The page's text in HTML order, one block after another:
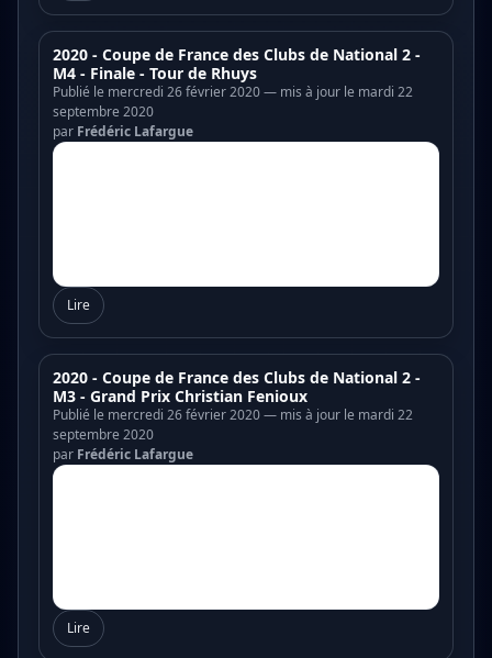
2020 - Coupe de France des Clubs de National 2 -
M4 - Finale - Tour de Rhuys
Publié le mercredi 26 février 2020 — mis à jour le mardi 22
septembre 2020
par Frédéric Lafargue
Lire
2020 - Coupe de France des Clubs de National 2 -
M3 - Grand Prix Christian Fenioux
Publié le mercredi 26 février 2020 — mis à jour le mardi 22
septembre 2020
par Frédéric Lafargue
Lire